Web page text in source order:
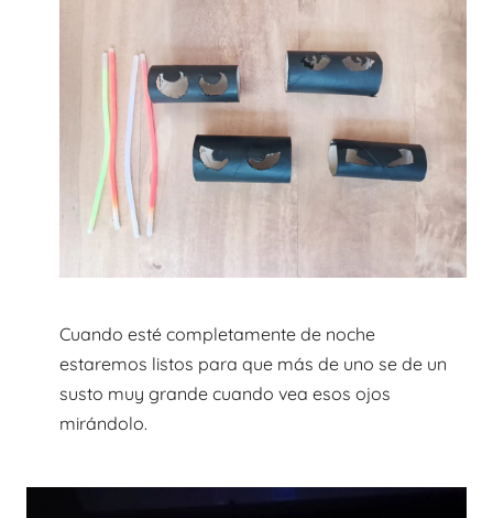
Cuando esté completamente de noche
estaremos listos para que más de uno se de un
susto muy grande cuando vea esos ojos
mirándolo.